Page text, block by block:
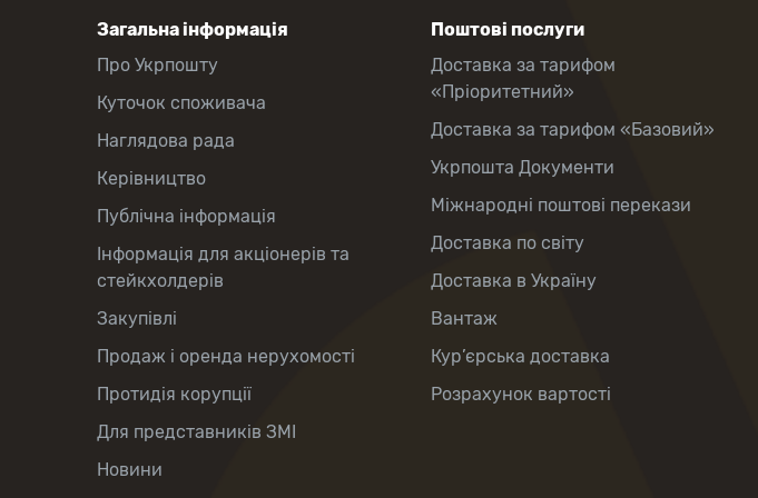
Загальна інформація
Про Укрпошту
Куточок споживача
Наглядова рада
Керівництво
Публічна інформація
Інформація для акціонерів та
стейкхолдерів
Закупівлі
Продаж і оренда нерухомості
Протидія корупції
Для представників ЗМІ
Новини
Поштові послуги
Доставка за тарифом
«Пріоритетний»
Доставка за тарифом «Базовий»
Укрпошта Документи
Міжнародні поштові перекази
Доставка по світу
Доставка в Україну
Вантаж
Кур’єрська доставка
Розрахунок вартості